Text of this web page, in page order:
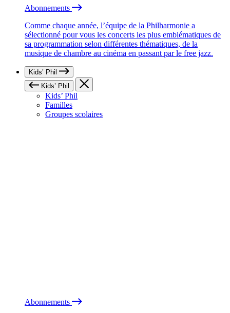
Abonnements
Comme chaque année, l’équipe de la Philharmonie a
sélectionné pour vous les concerts les plus emblématiques de
sa programmation selon différentes thématiques, de la
musique de chambre au cinéma en passant par le free jazz.
Kids’ Phil
Kids’ Phil
Kids’ Phil
Familles
Groupes scolaires
Abonnements